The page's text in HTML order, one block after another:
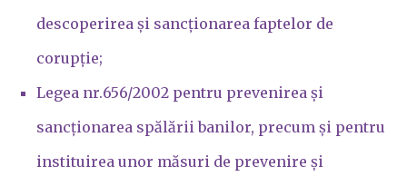
descoperirea și sancționarea faptelor de
corupție;
Legea nr.656/2002 pentru prevenirea și
sancționarea spălării banilor, precum și pentru
instituirea unor măsuri de prevenire și